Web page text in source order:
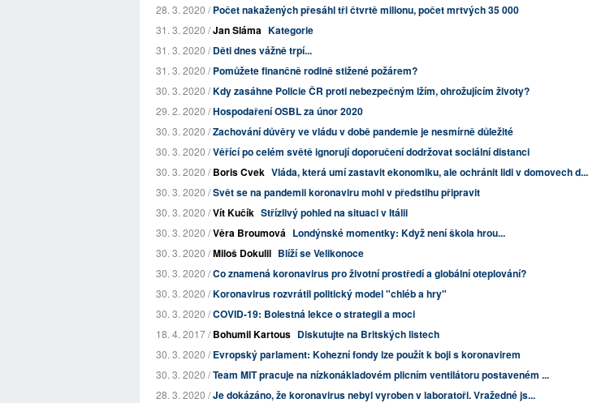
28. 3. 2020 /Počet nakažených přesáhl tři čtvrtě milionu, počet mrtvých 35 000
31. 3. 2020 /Jan Sláma Kategorie
31. 3. 2020 /Děti dnes vážně trpí...
31. 3. 2020 /Pomůžete finančně rodině stižené požárem?
30. 3. 2020 /Kdy zasáhne Policie ČR proti nebezpečným lžím, ohrožujícím životy?
29. 2. 2020 /Hospodaření OSBL za únor 2020
30. 3. 2020 /Zachování důvěry ve vládu v době pandemie je nesmírně důležité
30. 3. 2020 /Věřící po celém světě ignorují doporučení dodržovat sociální distanci
30. 3. 2020 /Boris Cvek Vláda, která umí zastavit ekonomiku, ale ochránit lidi v domovech d...
30. 3. 2020 /Svět se na pandemii koronaviru mohl v předstihu připravit
30. 3. 2020 /Vít Kučík Střízlivý pohled na situaci v Itálii
30. 3. 2020 /Věra Broumová Londýnské momentky: Když není škola hrou...
30. 3. 2020 /Miloš Dokulil Blíží se Velikonoce
30. 3. 2020 /Co znamená koronavirus pro životní prostředí a globální oteplování?
30. 3. 2020 /Koronavirus rozvrátil politický model "chléb a hry"
30. 3. 2020 /COVID-19: Bolestná lekce o strategii a moci
18. 4. 2017 /Bohumil Kartous Diskutujte na Britských listech
30. 3. 2020 /Evropský parlament: Kohezní fondy lze použít k boji s koronavirem
30. 3. 2020 /Team MIT pracuje na nízkonákladovém plicním ventilátoru postaveném ...
28. 3. 2020 /Je dokázáno, že koronavirus nebyl vyroben v laboratoři. Vražedné js...